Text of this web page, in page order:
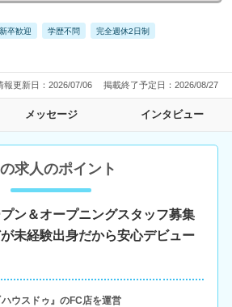
卒歓迎 学歴不問 完全週休2日制
報更新日：2026/07/06 掲載終了予定日：2026/08/27
メッセージ インタビュー
求人のポイント
ン＆オープニングスタッフ募集
未経験出身だから安心デビュー
ウスドゥ』のFC店を運営